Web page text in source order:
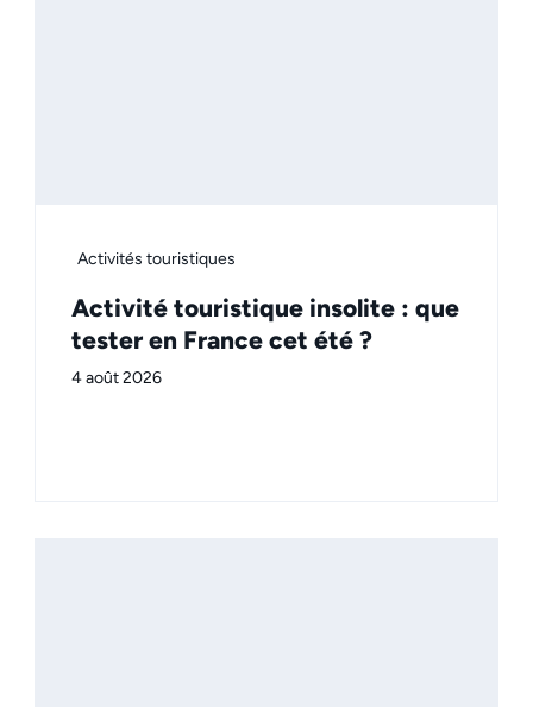
Activités touristiques
Activité touristique insolite : que
tester en France cet été ?
4 août 2026